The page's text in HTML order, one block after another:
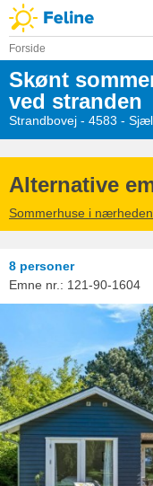
Forside
Skønt
ved stranden
Strandbovej - 4583 -
Alternative
Sommerhuse i
8 personer
Emne nr.: 121-90-1604